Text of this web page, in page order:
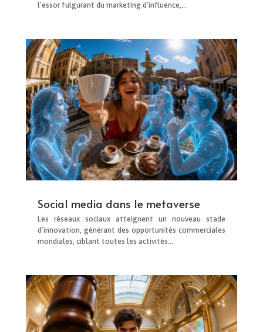
l’essor fulgurant du marketing d’influence,…
Social media dans le metaverse
Les réseaux sociaux atteignent un nouveau stade
d’innovation, générant des opportunités commerciales
mondiales, ciblant toutes les activités…